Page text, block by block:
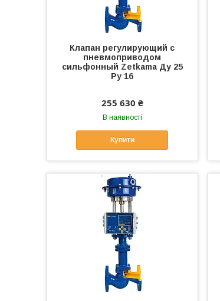
Клапан регулирующий с
пневмоприводом
сильфонный Zetkama Ду 25
Ру 16
255 630 ₴
В наявності
Купити